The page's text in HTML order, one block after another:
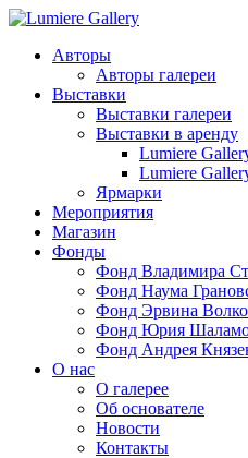
Авторы
Авторы галереи
Выставки
Выставки галереи
Выставки в аренду
Lumiere
Lumiere
Ярмарки
Мероприятия
Магазин
Фонды
Фонд Владимира
Фонд Наума
Фонд Эрвина
Фонд Юрия
Фонд Андрея
О нас
О галерее
Об основателе
Новости
Контакты